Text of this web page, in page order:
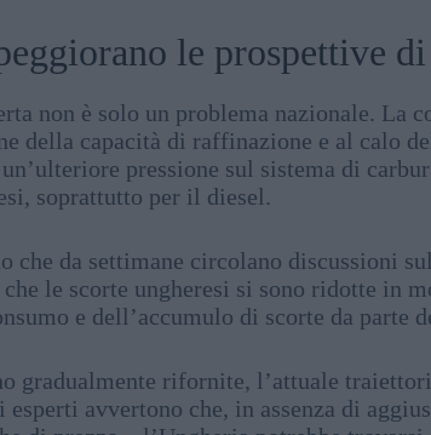
le prospettive
non è solo un problema nazionale. La
della capacità di raffinazione e al calo
pressione sul sistema di
soprattutto per il diesel.
che da settimane circolano discussioni
le scorte ungheresi si sono ridotte in
e dell’accumulo di scorte da parte
gradualmente rifornite, l’attuale
esperti avvertono che, in assenza di